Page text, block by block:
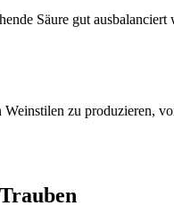
Säure gut ausbalanciert
zu produzieren,